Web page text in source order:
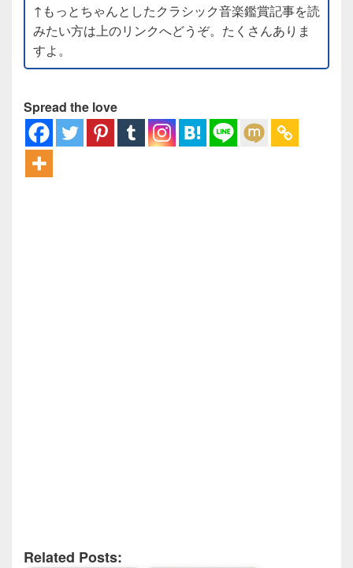
↑もっとちゃんとしたクラシック音楽鑑賞記事を読
みたい方は上のリンクへどうぞ。たくさんありま
すよ。
Spread the love
Related Posts: